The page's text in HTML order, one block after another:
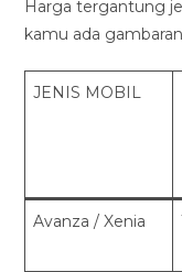
Harga tergantung
kamu ada
JENIS MOBIL
Avanza / Xenia